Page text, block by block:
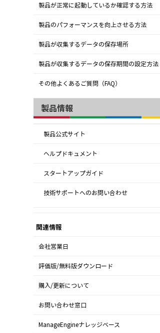
製品が正常に起動しているか確認する方法
製品のパフォーマンスを向上させる方法
製品が収集するデータの保存場所
製品が収集するデータの保存期間の設定方法
その他よくあるご質問（FAQ）
製品情報
製品公式サイト
ヘルプドキュメント
スタートアップガイド
技術サポートへのお問い合わせ
関連情報
会社営業日
評価版/無料版ダウンロード
購入/更新について
お問い合わせ窓口
ManageEngineナレッジベース